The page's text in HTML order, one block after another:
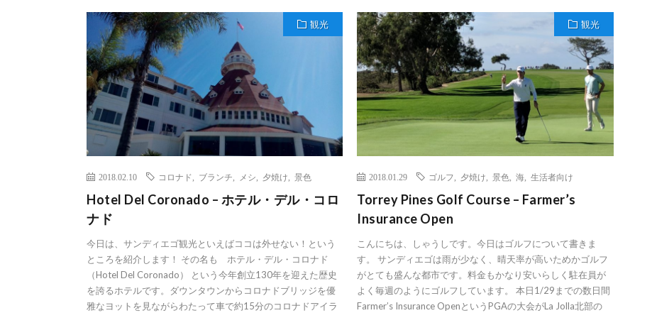
観光
2018.02.10 コロナド ブランチ メシ 夕焼け 景色
Hotel Del Coronado – ホテル・デル・コロ
ナド
今日は、サンディエゴ観光といえばココは外せない！という
ところを紹介します！ その名も ホテル・デル・コロナド
（Hotel Del Coronado） という今年創立130年を迎えた歴史
を誇るホテルです。ダウンタウンからコロナドブリッジを優
雅なヨットを見ながらわたって車で約15分のコロナドアイラ
観光
2018.01.29 ゴルフ 夕焼け ,景色 ,海 ,生活者向け
Torrey Pines Golf Course – Farmer’s
Insurance Open
こんにちは、しゃうしです。今日はゴルフについて書きま
す。 サンディエゴは雨が少なく、晴天率が高いためかゴルフ
がとても盛んな都市です。料金もかなり安いらしく駐在員が
よく毎週のようにゴルフしています。 本日1/29までの数日間
Farmer’s Insurance OpenというPGAの大会がLa Jolla北部の